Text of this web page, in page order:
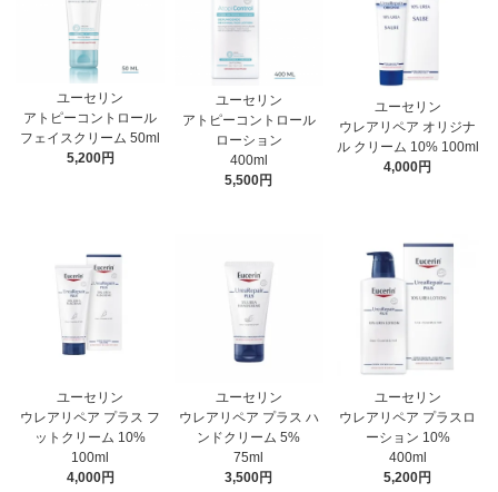
ユーセリン
アトピーコントロール
フェイスクリーム 50ml
5,200円
ユーセリン
アトピーコントロール
ローション
400ml
5,500円
ユーセリン
ウレアリペア オリジナ
ル クリーム 10% 100ml
4,000円
ユーセリン
ウレアリペア プラス フ
ットクリーム 10%
100ml
4,000円
ユーセリン
ウレアリペア プラス ハ
ンドクリーム 5%
75ml
3,500円
ユーセリン
ウレアリペア プラスロ
ーション 10%
400ml
5,200円